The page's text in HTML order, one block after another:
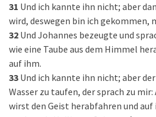
31 Und ich kannte ihn nicht; aber
wird, deswegen bin ich gekommen,
32 Und Johannes bezeugte und
wie eine Taube aus dem Himmel
auf ihm.
33 Und ich kannte ihn nicht; aber
Wasser zu taufen, der sprach zu mir:
wirst den Geist herabfahren und